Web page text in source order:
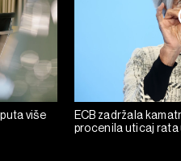
više
ECB zadržala
procenila uticaj rata